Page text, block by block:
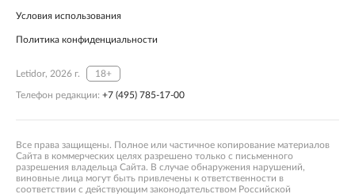
Условия использования
Политика конфиденциальности
Letidor, 2026 г. 18+
Телефон редакции: +7 (495) 785-17-00
Все права защищены. Полное или частичное копирование материалов
Сайта в коммерческих целях разрешено только с письменного
разрешения владельца Сайта. В случае обнаружения нарушений,
виновные лица могут быть привлечены к ответственности в
соответствии с действующим законодательством Российской